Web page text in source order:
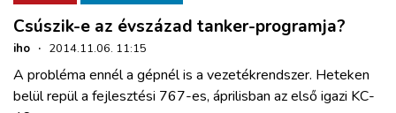
Csúszik-e az évszázad tanker-programja?
iho · 2014.11.06. 11:15
A probléma ennél a gépnél is a vezetékrendszer. Heteken
belül repül a fejlesztési 767-es, áprilisban az első igazi KC-